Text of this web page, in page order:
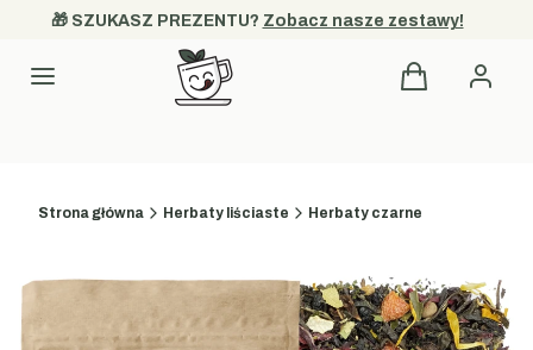
🎁 SZUKASZ PREZENTU? Zobacz nasze zestawy!
Kategorie Produkty w
Strona główna Herbaty liściaste Herbaty czarne